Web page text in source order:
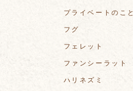
プライベートのこと
フグ
フェレット
ファンシーラット
ハリネズミ